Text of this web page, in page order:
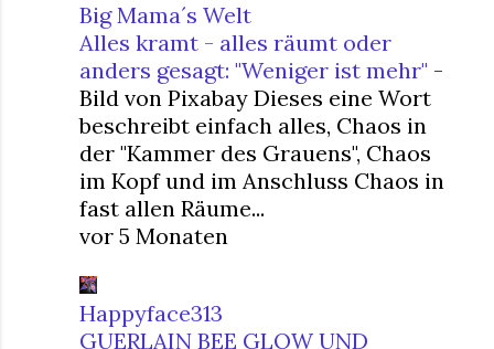
Big Mama´s Welt
Alles kramt - alles räumt oder
anders gesagt: "Weniger ist mehr" -
Bild von Pixabay Dieses eine Wort
beschreibt einfach alles, Chaos in
der "Kammer des Grauens", Chaos
im Kopf und im Anschluss Chaos in
fast allen Räume...
vor 5 Monaten
Happyface313
GUERLAIN BEE GLOW UND